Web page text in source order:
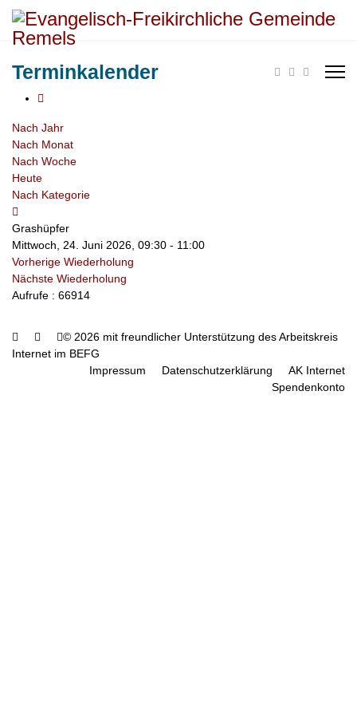
Terminkalender
Nach Jahr
Nach Monat
Nach Woche
Heute
Nach Kategorie
Grashüpfer
Mittwoch, 24. Juni 2026, 09:30 - 11:00
Vorherige Wiederholung
Nächste Wiederholung
Aufrufe : 66914
© 2026 mit freundlicher Unterstützung des Arbeitskreis
Internet im BEFG
Impressum
Datenschutzerklärung
AK Internet
Spendenkonto